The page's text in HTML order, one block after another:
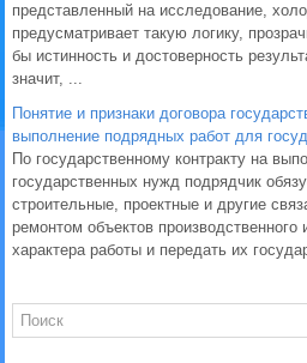
представленный на исследование,
предусматривает такую логику,
бы истинность и достоверность
значит, ...
Понятие и признаки договора
выполнение подрядных работ для
По государственному контракту на
государственных нужд подрядчик
строительные, проектные и другие
ремонтом объектов производственного
характера работы и передать их